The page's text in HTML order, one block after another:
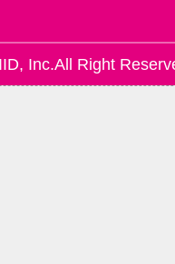
Inc.All Right